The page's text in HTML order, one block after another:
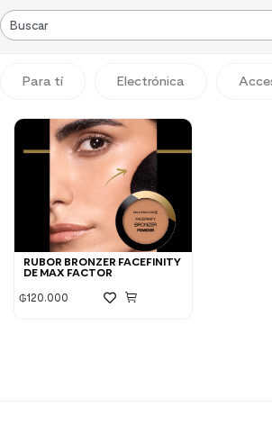
Para tí Electrónica
RUBOR BRONZER FACEFINITY
DE MAX FACTOR
₲120.000